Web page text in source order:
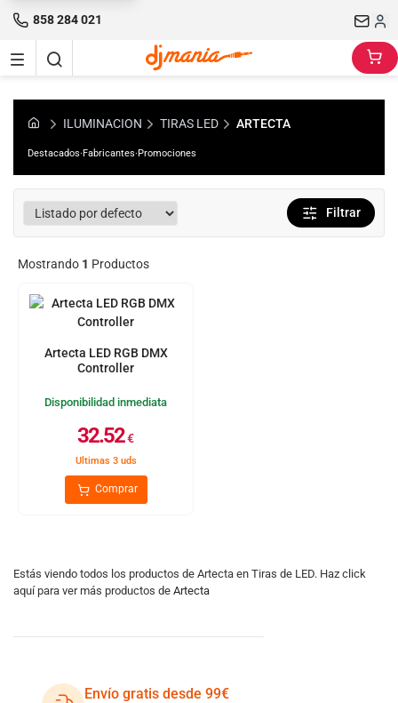
858 284 021
ILUMINACION TIRAS LED ARTECTA
Destacados·Fabricantes·Promociones
Filtrar
Mostrando 1 Productos
Artecta LED RGB DMX
Controller
Disponibilidad inmediata
32.52€
Ultimas 3 uds
Comprar
Estás viendo todos los productos de Artecta en Tiras de LED. Haz click
aquí para ver más productos de Artecta
Envío gratis desde 99€